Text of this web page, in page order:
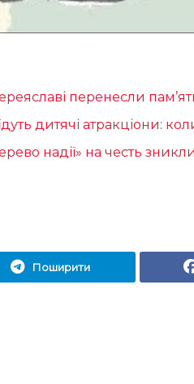
перенесли
дитячі атракціони:
надії» на честь
Поширити